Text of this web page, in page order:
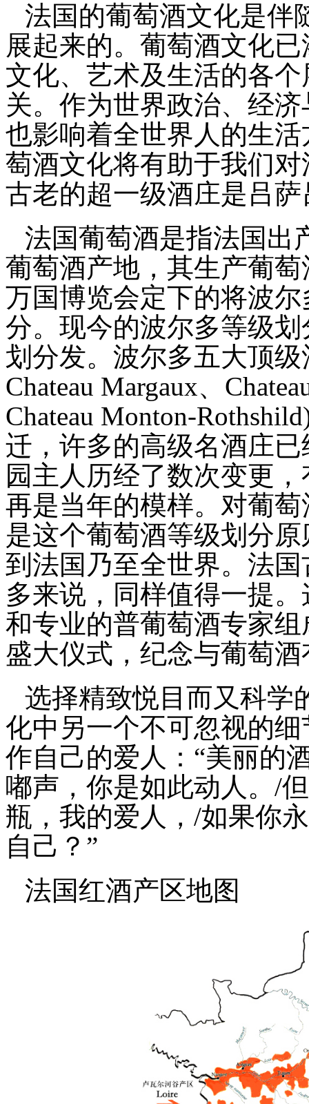
法国的葡萄酒文化是伴
展起来的。葡萄酒文化
文化、艺术及生活的各
关。作为世界政治、经
也影响着全世界人的生
萄酒文化将有助于我们
古老的超一级酒庄是吕
法国葡萄酒是指法国出
葡萄酒产地，其生产葡
万国博览会定下的将波
分。现今的波尔多等级
划分发。波尔多五大顶级
Chateau Margaux、
Chateau Monton-
迁，许多的高级名酒庄
园主人历经了数次变更
再是当年的模样。对葡
是这个葡萄酒等级划分
到法国乃至全世界。法
多来说，同样值得一提
和专业的普葡萄酒专家
盛大仪式，纪念与葡萄
选择精致悦目而又科学
化中另一个不可忽视的细
作自己的爱人： “美丽的
嘟声，你是如此动人。 /
瓶，我的爱人， /如果你
自己？ ”
法国红酒产区地图